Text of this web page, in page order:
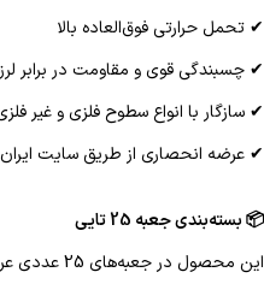
✔ تحمل حرارتی فوق‌العاده بالا
✔ چسبندگی قوی و مقاومت در برابر
✔ سازگار با انواع سطوح فلزی و غیر
✔ عرضه انحصاری از طریق سایت ایران
📦 بسته‌بندی جعبه 25 تایی
این محصول در جعبه‌های 25 عددی عرضه می‌شود که مناسب برای